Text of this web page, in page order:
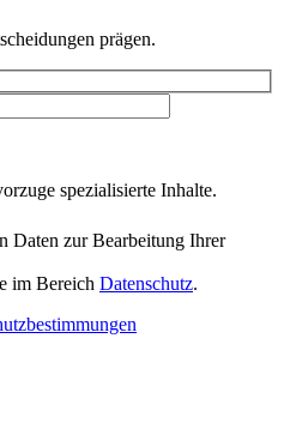
prägen.
spezialisierte Inhalte.
Daten zur Bearbeitung Ihrer
im Bereich Datenschutz.